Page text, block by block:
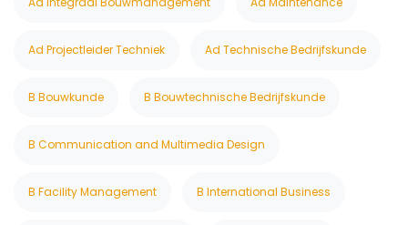
Ad Projectleider Techniek Ad Technische Bedrijfskunde
B Bouwkunde B Bouwtechnische Bedrijfskunde
B Communication and Multimedia Design
B Facility Management B International Business